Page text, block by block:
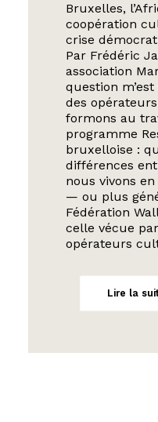
Bruxelles,
coopération
crise
Par Frédéric
association
question
des
formons au
programme
bruxelloise :
différences
nous vivons
— ou plus
Fédération
celle vécue
opérateurs
Lire la